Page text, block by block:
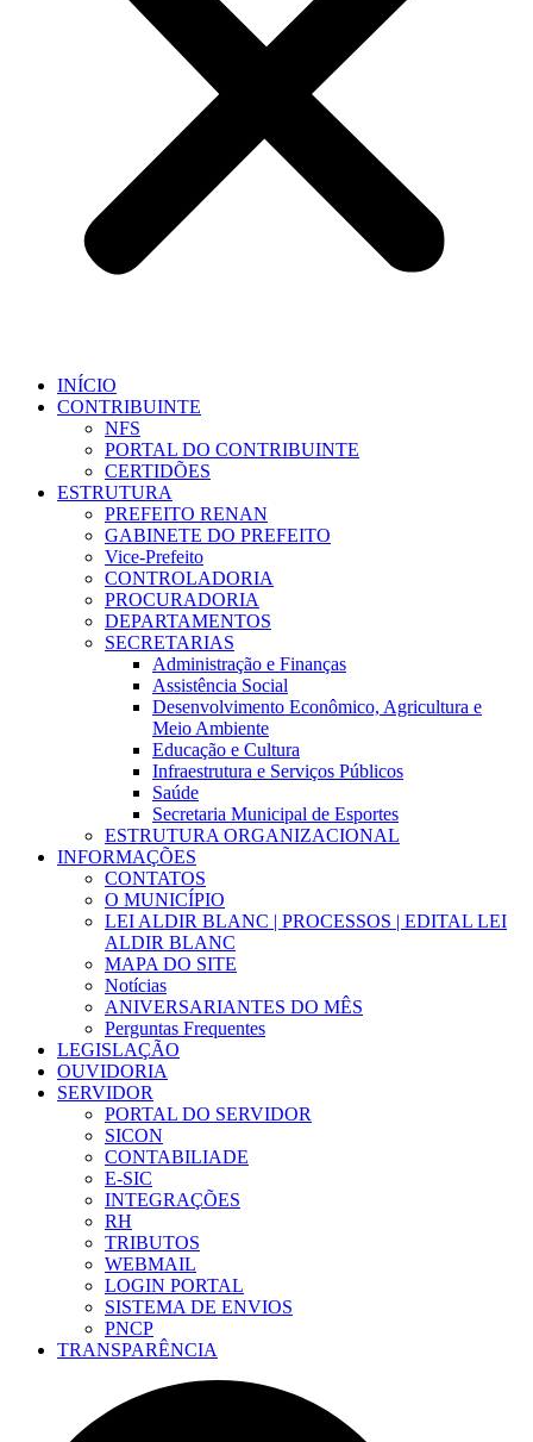
INÍCIO
CONTRIBUINTE
NFS
PORTAL DO CONTRIBUINTE
CERTIDÕES
ESTRUTURA
PREFEITO RENAN
GABINETE DO PREFEITO
Vice-Prefeito
CONTROLADORIA
PROCURADORIA
DEPARTAMENTOS
SECRETARIAS
Administração e Finanças
Assistência Social
Desenvolvimento Econômico, Agricultura e
Meio Ambiente
Educação e Cultura
Infraestrutura e Serviços Públicos
Saúde
Secretaria Municipal de Esportes
ESTRUTURA ORGANIZACIONAL
INFORMAÇÕES
CONTATOS
O MUNICÍPIO
LEI ALDIR BLANC | PROCESSOS | EDITAL LEI
ALDIR BLANC
MAPA DO SITE
Notícias
ANIVERSARIANTES DO MÊS
Perguntas Frequentes
LEGISLAÇÃO
OUVIDORIA
SERVIDOR
PORTAL DO SERVIDOR
SICON
CONTABILIADE
E-SIC
INTEGRAÇÕES
RH
TRIBUTOS
WEBMAIL
LOGIN PORTAL
SISTEMA DE ENVIOS
PNCP
TRANSPARÊNCIA